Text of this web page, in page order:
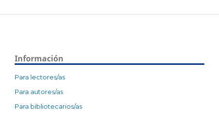
Información
Para lectores/as
Para autores/as
Para bibliotecarios/as